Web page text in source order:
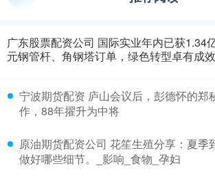
广东股票配资公司 国际实业年内已获1.34
元钢管杆、角钢塔订单，绿色转型卓有成效
宁波期货配资 庐山会议后，彭德怀的郑
作，88年擢升为中将
原油期货配资公司 花笙生殖分享：夏季
做好哪些细节。_影响_食物_孕妇